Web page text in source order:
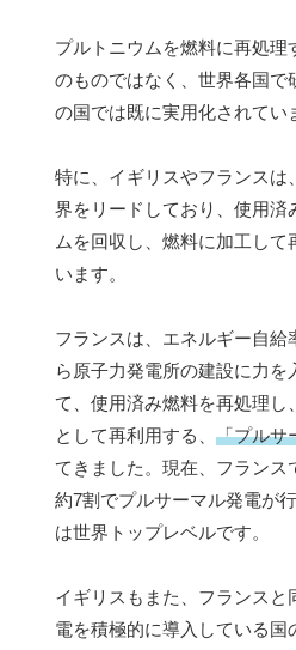
プルトニウムを燃料に再処理
のものではなく、世界各国で
の国では既に実用化されてい
特に、イギリスやフランスは
界をリードしており、使用済
ムを回収し、燃料に加工して
います。
フランスは、エネルギー自給
ら原子力発電所の建設に力を
て、使用済み燃料を再処理し
として再利用する、 「プルサ
てきました。現在、フランス
約7割でプルサーマル発電が
は世界トップレベルです。
イギリスもまた、フランスと
電を積極的に導入している国